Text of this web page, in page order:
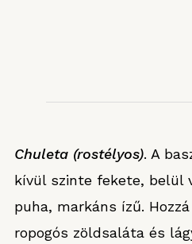
Chuleta (rostélyos). A
kívül szinte fekete, belül
puha, markáns ízű.
ropogós zöldsaláta és